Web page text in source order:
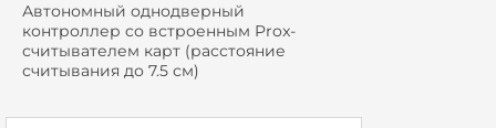
Автономный однодверный
контроллер cо встроенным Prox-
считывателем карт (расстояние
считывания до 7.5 см)